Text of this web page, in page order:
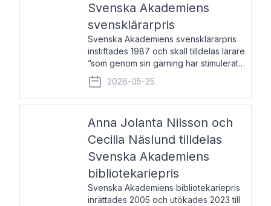
Svenska Akademiens
svensklärarpris
Svenska Akademiens svensklärarpris
instiftades 1987 och skall tilldelas lärare
”som genom sin gärning har stimulerat
intresset hos unga människor för
svenska språket och litteraturen”.
Prisutdelning och samtal med
2026-05-25
Anna Jolanta Nilsson och
Cecilia Näslund tilldelas
Svenska Akademiens
bibliotekariepris
Svenska Akademiens bibliotekariepris
inrättades 2005 och utökades 2023 till